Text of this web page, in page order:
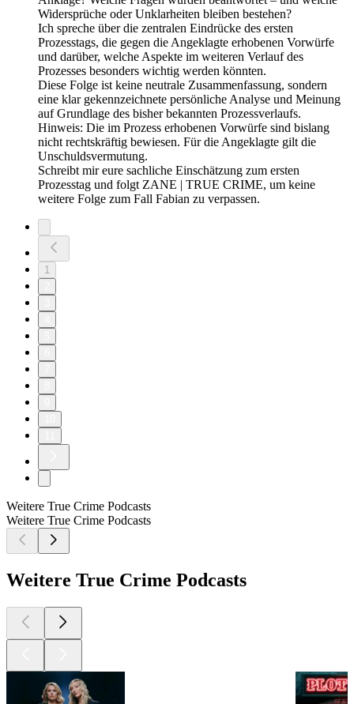
Widersprüche oder Unklarheiten bleiben bestehen?
Ich spreche über die zentralen Eindrücke des ersten
Prozesstags, die gegen die Angeklagte erhobenen Vorwürfe
und darüber, welche Aspekte im weiteren Verlauf des
Prozesses besonders wichtig werden könnten.
Diese Folge ist keine neutrale Zusammenfassung, sondern
eine klar gekennzeichnete persönliche Analyse und Meinung
auf Grundlage des bisher bekannten Prozessverlaufs.
Hinweis: Die im Prozess erhobenen Vorwürfe sind bislang
nicht rechtskräftig bewiesen. Für die Angeklagte gilt die
Unschuldsvermutung.
Schreibt mir eure sachliche Einschätzung zum ersten
Prozesstag und folgt ZANE | TRUE CRIME, um keine
weitere Folge zum Fall Fabian zu verpassen.
1
Weitere True Crime Podcasts
Weitere True Crime Podcasts
Weitere True Crime Podcasts